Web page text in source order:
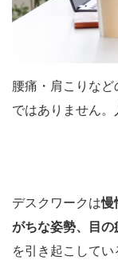
腰痛・肩こりな
ではありません。
デスクワークは慢
がちな姿勢、目
を引き起こして